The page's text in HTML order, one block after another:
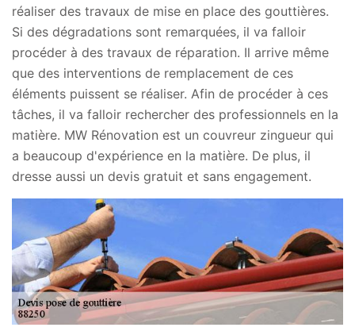
réaliser des travaux de mise en place des gouttières.
Si des dégradations sont remarquées, il va falloir
procéder à des travaux de réparation. Il arrive même
que des interventions de remplacement de ces
éléments puissent se réaliser. Afin de procéder à ces
tâches, il va falloir rechercher des professionnels en la
matière. MW Rénovation est un couvreur zingueur qui
a beaucoup d'expérience en la matière. De plus, il
dresse aussi un devis gratuit et sans engagement.